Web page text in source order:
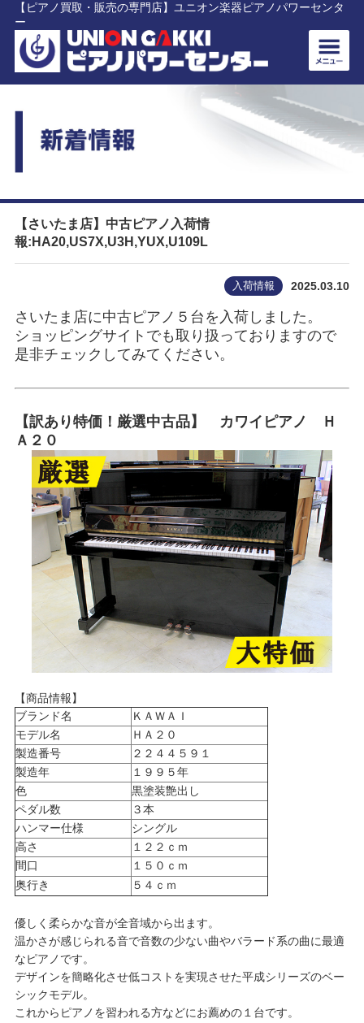
【ピアノ買取・販売の専門店】ユニオン楽器ピアノパワーセンタ
ー
【さいたま店】中古ピアノ入荷情
報:HA20,US7X,U3H,YUX,U109L
入荷情報 2025.03.10
さいたま店に中古ピアノ５台を入荷しました。
ショッピングサイトでも取り扱っておりますので
是非チェックしてみてください。
【訳あり特価！厳選中古品】 カワイピアノ Ｈ
Ａ２０
【商品情報】
ブランド名
ＫＡＷＡＩ
モデル名
ＨＡ２０
製造番号
２２４４５９１
製造年
１９９５年
色
黒塗装艶出し
ペダル数
３本
ハンマー仕様
シングル
高さ
１２２ｃｍ
間口
１５０ｃｍ
奥行き
５４ｃｍ
優しく柔らかな音が全音域から出ます。
温かさが感じられる音で音数の少ない曲やバラード系の曲に最適
なピアノです。
デザインを簡略化させ低コストを実現させた平成シリーズのベー
シックモデル。
これからピアノを習われる方などにお薦めの１台です。